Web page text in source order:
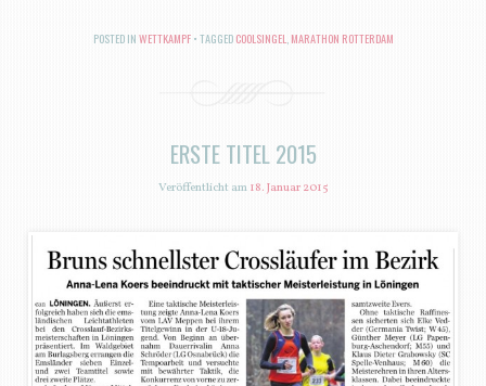
POSTED IN WETTKAMPF TAGGED COOLSINGEL, MARATHON ROTTERDAM
ERSTE TITEL 2015
Veröffentlicht am18. Januar 2015